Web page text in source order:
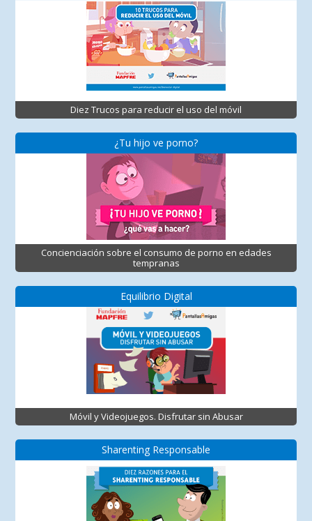
Diez Trucos para reducir el uso del móvil
¿Tu hijo ve porno?
Concienciación sobre el consumo de porno en edades
tempranas
Equilibrio Digital
Móvil y Videojuegos. Disfrutar sin Abusar
Sharenting Responsable